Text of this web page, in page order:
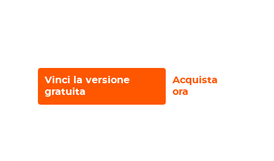
Vinci la versione
gratuita
Acquista
ora